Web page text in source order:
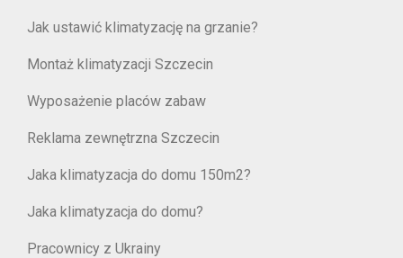
Jak ustawić klimatyzację na grzanie?
Montaż klimatyzacji Szczecin
Wyposażenie placów zabaw
Reklama zewnętrzna Szczecin
Jaka klimatyzacja do domu 150m2?
Jaka klimatyzacja do domu?
Pracownicy z Ukrainy